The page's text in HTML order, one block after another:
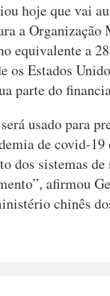
hoje que vai
a Organização
equivalente a
os Estados
parte do
usado para
de covid-19
dos sistemas de
afirmou
chinês